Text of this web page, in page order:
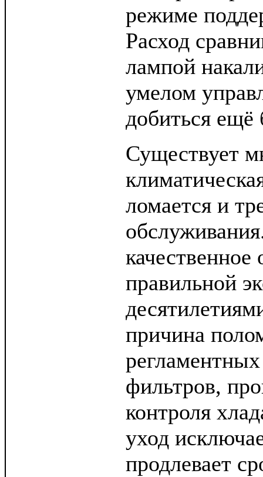
режиме
Расход
лампой
умелом
добиться
Существует
ломается и
качественное
правильной
причина
фильтров,
контроля
уход
продлевает